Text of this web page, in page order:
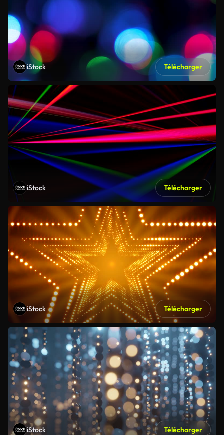
iStock Télécharger
iStock Télécharger
iStock Télécharger
iStock Télécharger